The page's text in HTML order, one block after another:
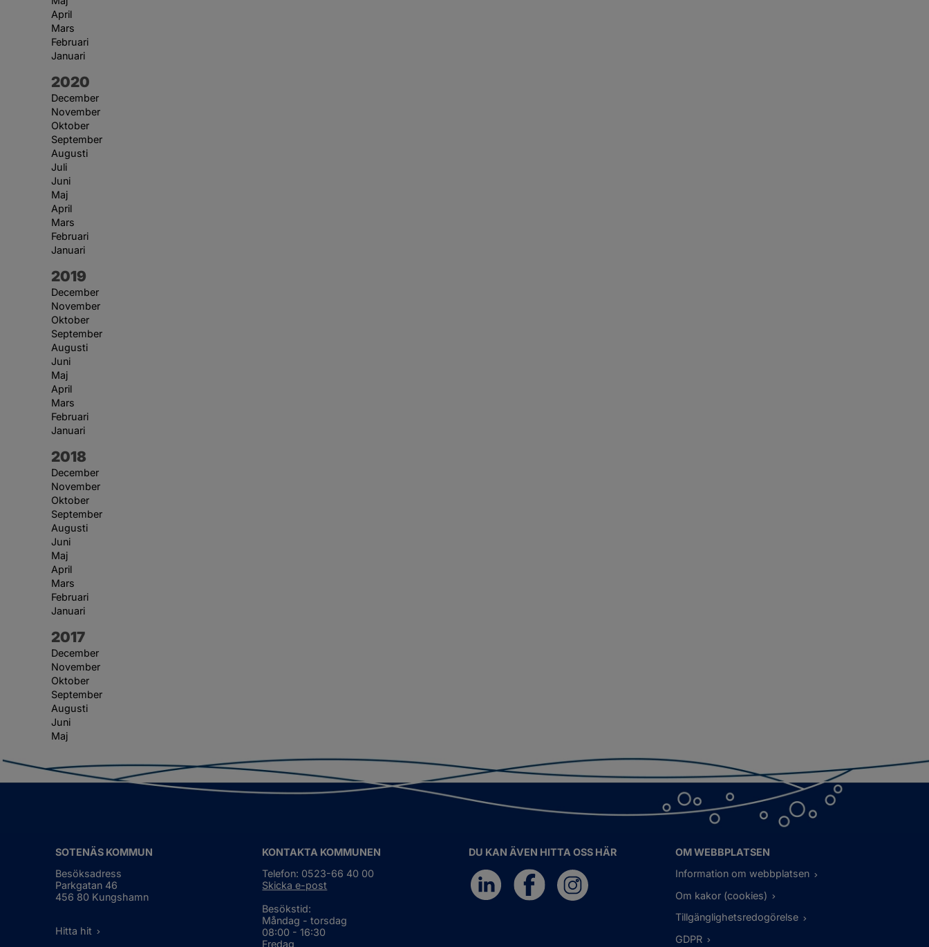
April
Mars
Februari
Januari
År:
2020
December
November
Oktober
September
Augusti
Juli
Juni
Maj
April
Mars
Februari
Januari
År:
2019
December
November
Oktober
September
Augusti
Juni
Maj
April
Mars
Februari
Januari
År:
2018
December
November
Oktober
September
Augusti
Juni
Maj
April
Mars
Februari
Januari
År:
2017
December
November
Oktober
September
Augusti
Juni
Maj
SOTENÄS KOMMUN
Besöksadress
Parkgatan 46
456 80 Kungshamn
Hitta hit
KONTAKTA KOMMUNEN
Telefon: 0523-66 40 00
Skicka e-post
Besökstid:
Måndag - torsdag
08:00 - 16:30
Fredag
DU KAN ÄVEN HITTA OSS HÄR
OM WEBBPLATSEN
Information om webbplatsen
Om kakor (cookies)
Tillgänglighetsredogörelse
GDPR